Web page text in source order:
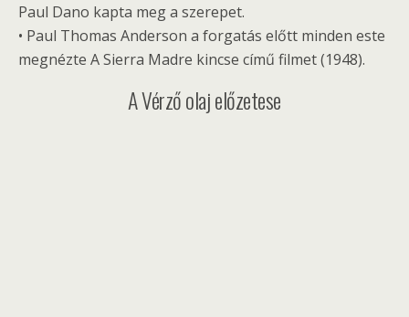
Paul Dano kapta meg a szerepet.
• Paul Thomas Anderson a forgatás előtt minden este
megnézte A Sierra Madre kincse című filmet (1948).
A Vérző olaj előzetese